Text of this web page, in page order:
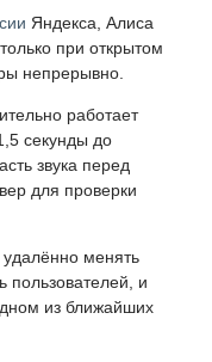
Яндекса, Алиса
при открытом
непрерывно.
работает
секунды до
звука перед
для проверки
менять
пользователей, и
из ближайших